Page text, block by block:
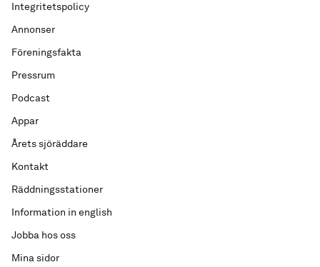
Integritetspolicy
Annonser
Föreningsfakta
Pressrum
Podcast
Appar
Årets sjöräddare
Kontakt
Räddningsstationer
Information in english
Jobba hos oss
Mina sidor